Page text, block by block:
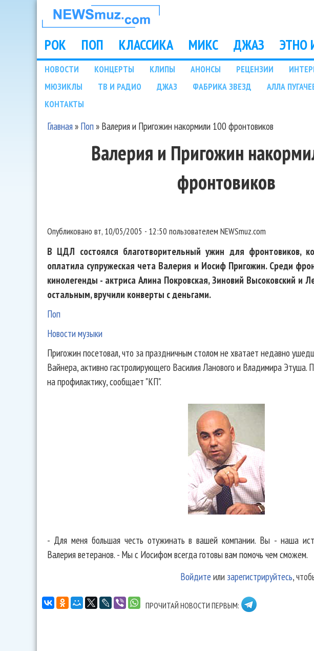
НОВОСТИ
МУЗЫКИ И
ШОУ БИЗНЕСА
NEWSMUZ.COM
Main menu
РОК ПОП КЛАССИКА МИКС ДЖАЗ ЭТНО
Подразделы
НОВОСТИ КОНЦЕРТЫ КЛИПЫ АНОНСЫ РЕЦЕНЗИИ
МЮЗИКЛЫ
ТВ И РАДИО ДЖАЗ ФАБРИКА ЗВЕЗД АЛЛА
КОНТАКТЫ
Главная» Поп» Валерия и Пригожин накормили 100 фронтовиков
Валерия и Пригожин
фронтовиков
Опубликовано вт, 10/05/2005 - 12:50 пользователем NEWSmuz.com
В ЦДЛ состоялся благотворительный ужин для фронтовиков,
оплатила супружеская чета Валерия и Иосиф Пригожин. Среди
кинолегенды - актриса Алина Покровская, Зиновий Высоковский и
остальным, вручили конверты с деньгами.
Поп
Новости музыки
Пригожин посетовал, что за праздничным столом не хватает недавно
Вайнера, активно гастролирующего Василия Ланового и Владимира Этуша.
на профилактику, сообщает "КП".
- Для меня большая честь отужинать в вашей компании. Вы - наша
Валерия ветеранов. - Мы с Иосифом всегда готовы вам помочь чем сможем.
Войдите или зарегистрируйтесь,
ПРОЧИТАЙ НОВОСТИ ПЕРВЫМ: